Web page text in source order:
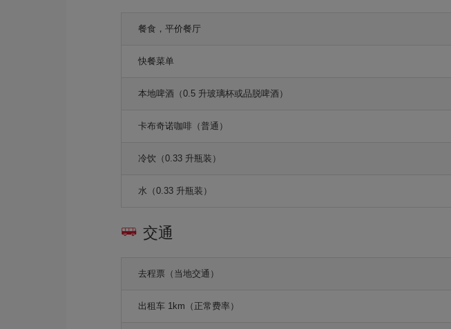
餐食，平价餐厅
快餐菜单
本地啤酒（0.5 升玻璃杯或品脱啤酒）
卡布奇诺咖啡（普通）
冷饮（0.33 升瓶装）
水（0.33 升瓶装）
交通
去程票（当地交通）
出租车 1km（正常费率）